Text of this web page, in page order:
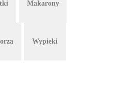
Makarony
Wypieki